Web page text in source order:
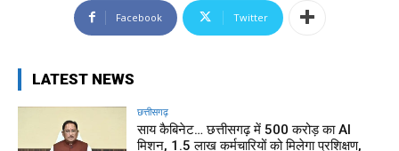
Facebook Twitter
LATEST NEWS
छत्तीसगढ़
साय कैबिनेट… छत्तीसगढ़ में 500 करोड़ का AI
मिशन, 1.5 लाख कर्मचारियों को मिलेगा प्रशिक्षण,